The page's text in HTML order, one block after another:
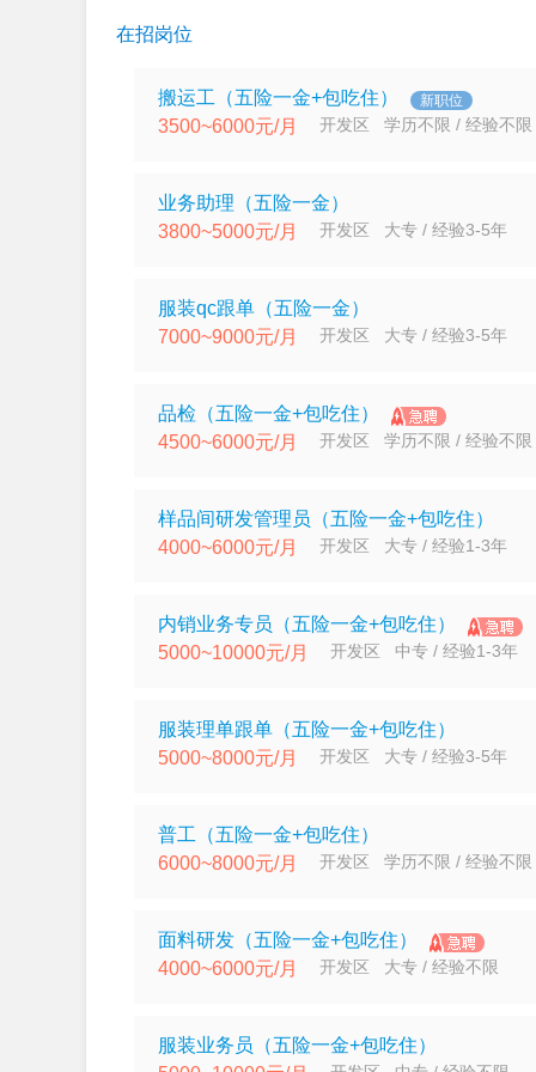
在招岗位
搬运工（五险一金+包吃住） 新职位
3500~6000元/月 开发区 学历不限 / 经验不限
业务助理（五险一金）
3800~5000元/月 开发区 大专 / 经验3-5年
服装qc跟单（五险一金）
7000~9000元/月 开发区 大专 / 经验3-5年
品检（五险一金+包吃住）
4500~6000元/月 开发区 学历不限 / 经验不限
样品间研发管理员（五险一金+包吃住）
4000~6000元/月 开发区 大专 / 经验1-3年
内销业务专员（五险一金+包吃住）
5000~10000元/月 开发区 中专 / 经验1-3年
服装理单跟单（五险一金+包吃住）
5000~8000元/月 开发区 大专 / 经验3-5年
普工（五险一金+包吃住）
6000~8000元/月 开发区 学历不限 / 经验不限
面料研发（五险一金+包吃住）
4000~6000元/月 开发区 大专 / 经验不限
服装业务员（五险一金+包吃住）